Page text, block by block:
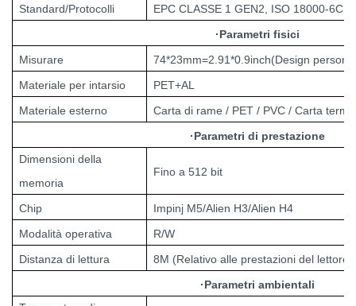
Standard/Protocolli
EPC CLASSE 1 GEN2, ISO 18000-6C
·Parametri fisici
Misurare
74*23mm=2.91*0.9inch(Design
Materiale per intarsio
PET+AL
Materiale esterno
Carta di rame / PET / PVC / Carta
·Parametri di prestazione
Dimensioni della
memoria
Fino a 512 bit
Chip
Impinj M5/Alien H3/Alien H4
Modalità operativa
R/W
Distanza di lettura
8M (Relativo alle prestazioni del lettore
·Parametri ambientali